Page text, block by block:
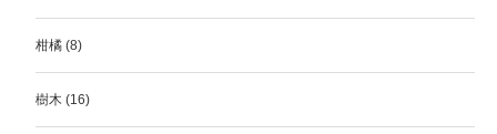
柑橘 (8)
樹木 (16)